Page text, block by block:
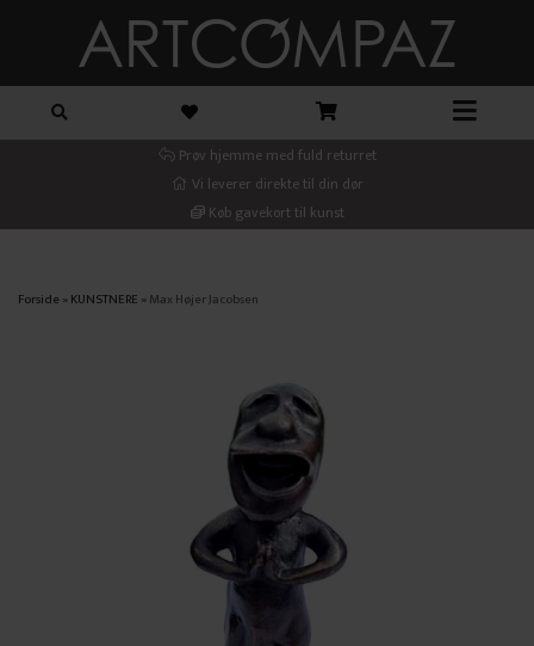
Prøv hjemme med fuld returret
Vi leverer direkte til din dør
Køb gavekort til kunst
Forside »KUNSTNERE »Max Højer Jacobsen